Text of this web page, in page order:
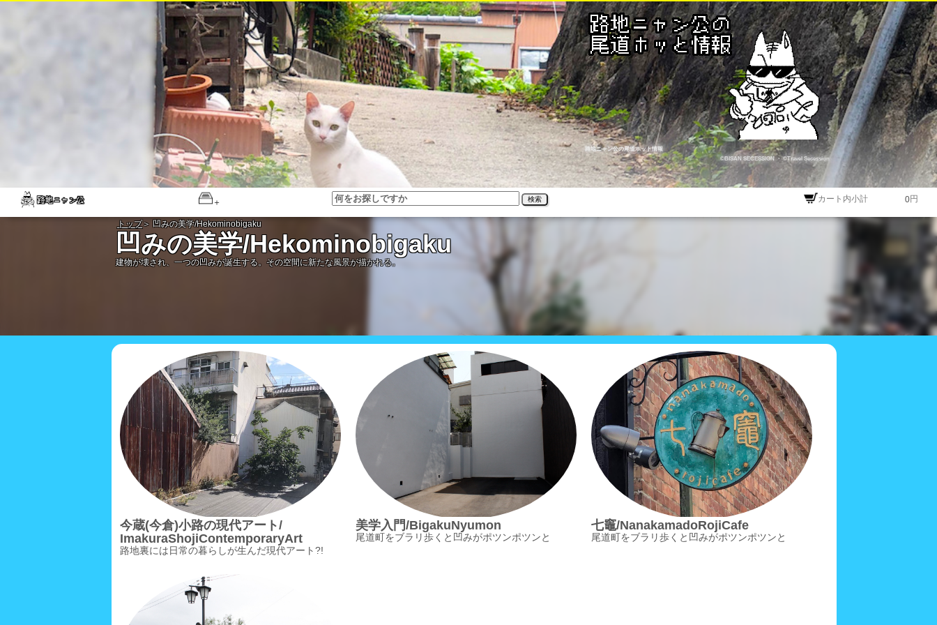
路地ニャン公の尾道ホット情報
©BISAN SECESSION・ ©Travel Secession
検索 カート内小計 円
トップ＞ 凹みの美学/Hekominobigaku
凹みの美学/Hekominobigaku
建物が壊され、一つの凹みが誕生する。その空間に新たな風景が描かれる。
今蔵(今倉)小路の現代アート/
ImakuraShojiContemporaryArt
路地裏には日常の暮らしが生んだ現代アート?!
美学入門/BigakuNyumon
尾道町をブラリ歩くと凹みがポツンポツンと
七竈/NanakamadoRojiCafe
尾道町をブラリ歩くと凹みがポツンポツンと